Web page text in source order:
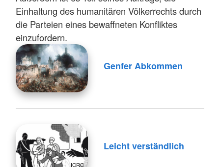
Einhaltung des humanitären Völkerrechts durch
die Parteien eines bewaffneten Konfliktes
einzufordern.
Genfer Abkommen
ICRC
Leicht verständlich